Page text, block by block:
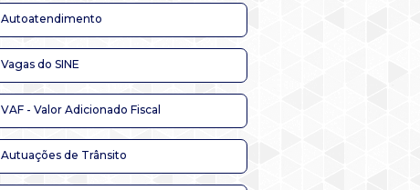
Autoatendimento
Vagas do SINE
VAF - Valor Adicionado Fiscal
Autuações de Trânsito